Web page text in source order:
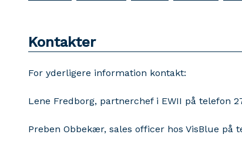
Kontakter
For yderligere information kontakt:
Lene Fredborg, partnerchef i EWII på telefon
Preben Obbekær, sales officer hos VisBlue på